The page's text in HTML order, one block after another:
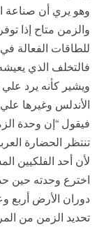
وهو يري أن صناعة
والزمن متاح إذا
للطاقات الفعالة
فالتخلف الذي
ويشير كأنه يرد
الأندلس وغيرها
فيقول “إن وحدة
تنتظر الحضارة
لأن أحد الفلكيين
اخترع وحدته حين
دوران الأرض أربع
تحديد الزمن من